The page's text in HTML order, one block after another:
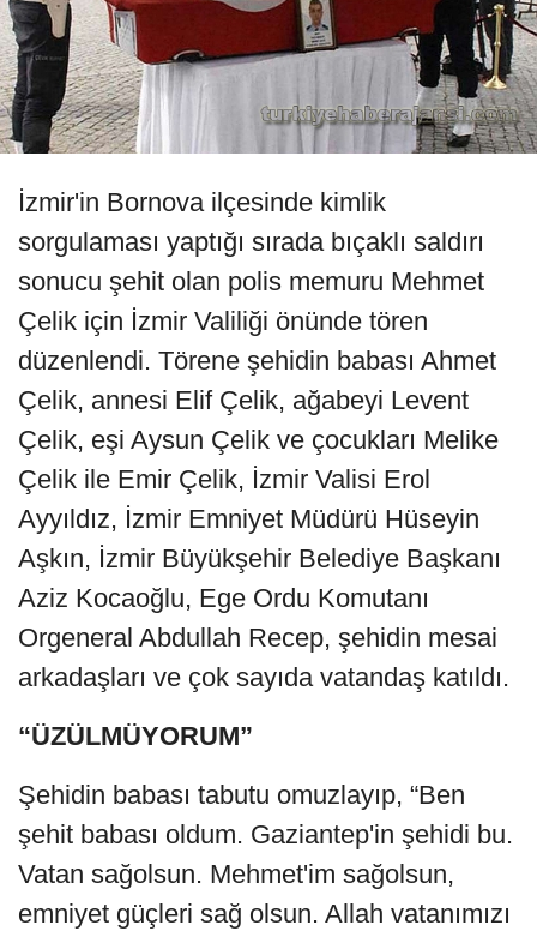
İzmir'in Bornova ilçesinde kimlik
sorgulaması yaptığı sırada bıçaklı saldırı
sonucu şehit olan polis memuru Mehmet
Çelik için İzmir Valiliği önünde tören
düzenlendi. Törene şehidin babası Ahmet
Çelik, annesi Elif Çelik, ağabeyi Levent
Çelik, eşi Aysun Çelik ve çocukları Melike
Çelik ile Emir Çelik, İzmir Valisi Erol
Ayyıldız, İzmir Emniyet Müdürü Hüseyin
Aşkın, İzmir Büyükşehir Belediye Başkanı
Aziz Kocaoğlu, Ege Ordu Komutanı
Orgeneral Abdullah Recep, şehidin mesai
arkadaşları ve çok sayıda vatandaş katıldı.
“ÜZÜLMÜYORUM”
Şehidin babası tabutu omuzlayıp, “Ben
şehit babası oldum. Gaziantep'in şehidi bu.
Vatan sağolsun. Mehmet'im sağolsun,
emniyet güçleri sağ olsun. Allah vatanımızı